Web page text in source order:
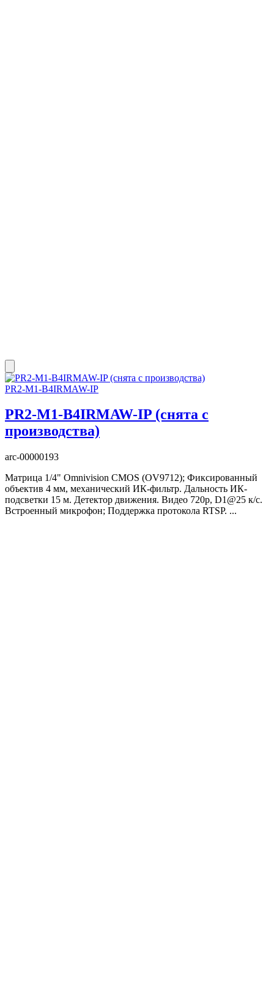
PR2-M1-B4IRMAW-IP
PR2-M1-B4IRMAW-IP (снята с
производства)
arc-00000193
Матрица 1/4" Omnivision CMOS (OV9712); Фиксированный
объектив 4 мм, механический ИК-фильтр. Дальность ИК-
подсветки 15 м. Детектор движения. Видео 720р, D1@25 к/с.
Встроенный микрофон; Поддержка протокола RTSP. ...